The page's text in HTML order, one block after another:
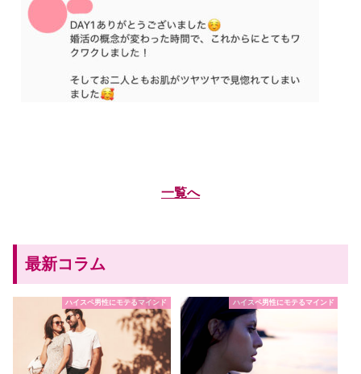
一覧へ
最新コラム
ハイスペ男性にモテるマインド ハイスペ男性にモテるマインド